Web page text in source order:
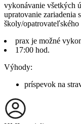
vykonávanie všetkých
upratovanie zariadenia
školy/
prax je možné
17:00 hod.
Výhody:
príspevok na